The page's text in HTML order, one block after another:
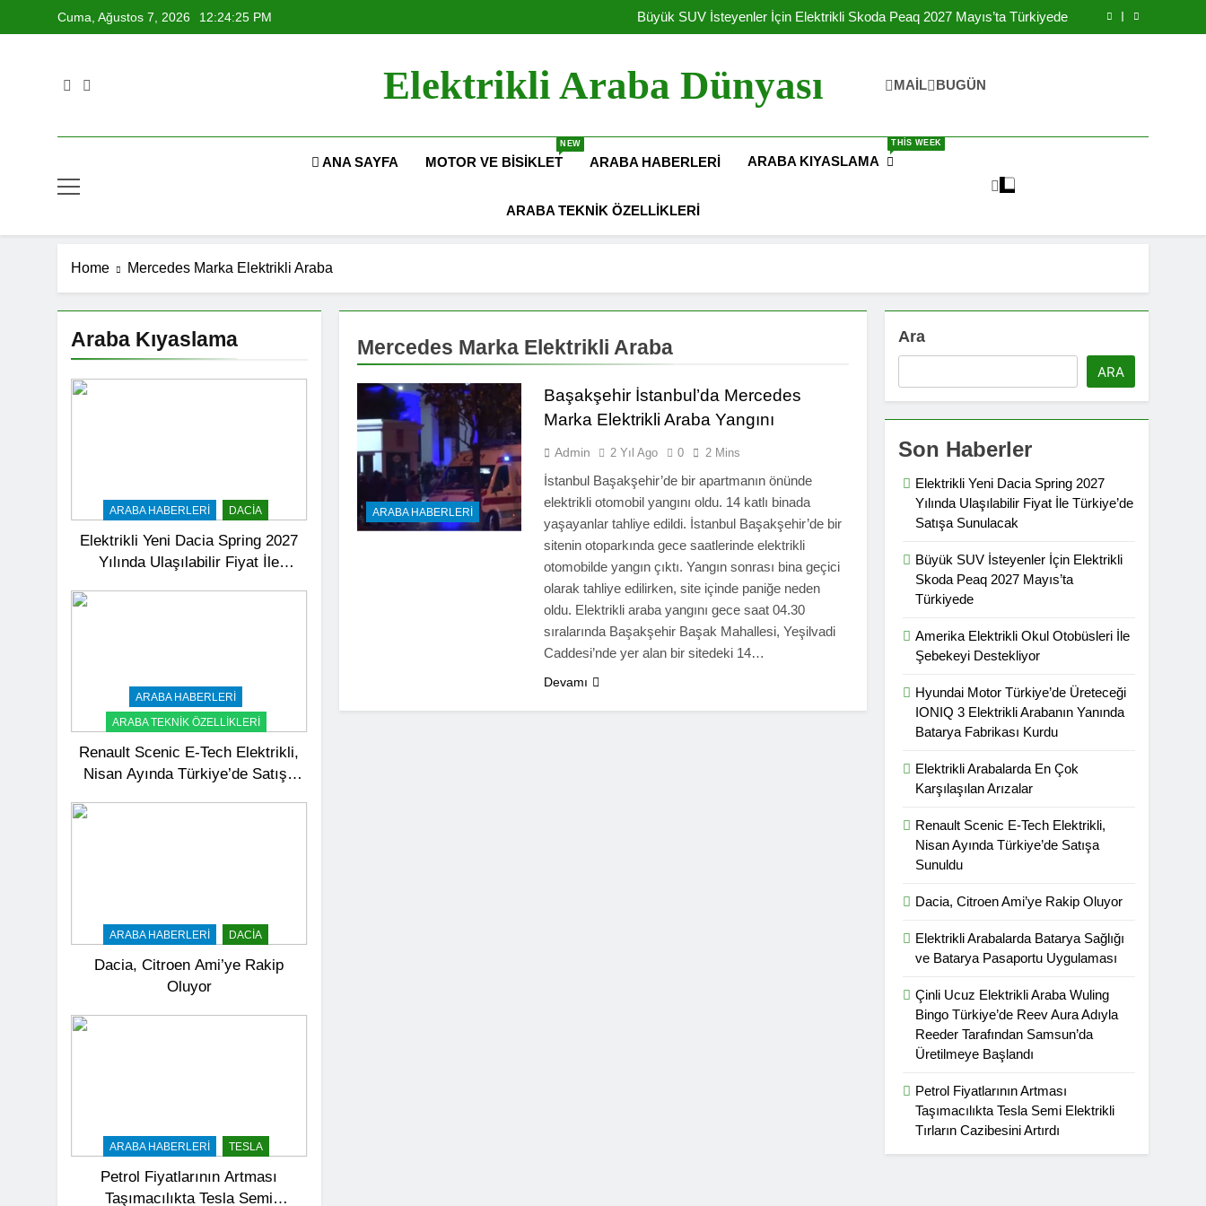
to
Cuma, Ağustos 7, 2026 12:24:26 PM
Sunulacak
Büyük SUV İsteyenler İçin Elektrikli Skoda Peaq 2027 Mayıs’ta Türkiyede
Amerika Elektrikli Okul Otobüsleri İle Şebekeyi Destekliyor
Büyük SUV İsteyenler İçin Elektrikli Skoda Peaq 2027 Mayıs’ta Türkiyede
Amerika Elektrikli Okul Otobüsleri İle Şebekeyi Destekliyor
Elektrikli Araba Dünyası MAIL BUGÜN
ANA SAYFA MOTOR VE BISIKLET
NEW
ARABA HABERLERI ARABA KIYASLAMA
THIS WEEK
ARABA TEKNIK ÖZELLIKLERI
Home Mercedes Marka Elektrikli Araba
Araba Kıyaslama
ARABA HABERLERI DACIA
Elektrikli Yeni Dacia Spring 2027
Yılında Ulaşılabilir Fiyat İle
ARABA HABERLERI
ARABA TEKNIK ÖZELLIKLERI
Renault Scenic E-Tech Elektrikli,
Nisan Ayında Türkiye’de Satışa
ARABA HABERLERI DACIA
Dacia, Citroen Ami’ye Rakip
Oluyor
ARABA HABERLERI TESLA
Petrol Fiyatlarının Artması
Taşımacılıkta Tesla Semi
Mercedes Marka Elektrikli Araba
ARABA HABERLERI
Başakşehir İstanbul’da Mercedes
Marka Elektrikli Araba Yangını
Admin 2 Yıl Ago 0 2 Mins
İstanbul Başakşehir’de bir apartmanın önünde
elektrikli otomobil yangını oldu. 14 katlı binada
yaşayanlar tahliye edildi. İstanbul Başakşehir’de bir
sitenin otoparkında gece saatlerinde elektrikli
otomobilde yangın çıktı. Yangın sonrası bina geçici
olarak tahliye edilirken, site içinde paniğe neden
oldu. Elektrikli araba yangını gece saat 04.30
sıralarında Başakşehir Başak Mahallesi, Yeşilvadi
Caddesi’nde yer alan bir sitedeki 14…
Devamı
Ara
ARA
Son Haberler
Elektrikli Yeni Dacia Spring 2027
Yılında Ulaşılabilir Fiyat İle Türkiye’de
Satışa Sunulacak
Büyük SUV İsteyenler İçin Elektrikli
Skoda Peaq 2027 Mayıs’ta
Türkiyede
Amerika Elektrikli Okul Otobüsleri İle
Şebekeyi Destekliyor
Hyundai Motor Türkiye’de Üreteceği
IONIQ 3 Elektrikli Arabanın Yanında
Batarya Fabrikası Kurdu
Elektrikli Arabalarda En Çok
Karşılaşılan Arızalar
Renault Scenic E-Tech Elektrikli,
Nisan Ayında Türkiye’de Satışa
Sunuldu
Dacia, Citroen Ami’ye Rakip Oluyor
Elektrikli Arabalarda Batarya Sağlığı
ve Batarya Pasaportu Uygulaması
Çinli Ucuz Elektrikli Araba Wuling
Bingo Türkiye’de Reev Aura Adıyla
Reeder Tarafından Samsun’da
Üretilmeye Başlandı
Petrol Fiyatlarının Artması
Taşımacılıkta Tesla Semi Elektrikli
Tırların Cazibesini Artırdı